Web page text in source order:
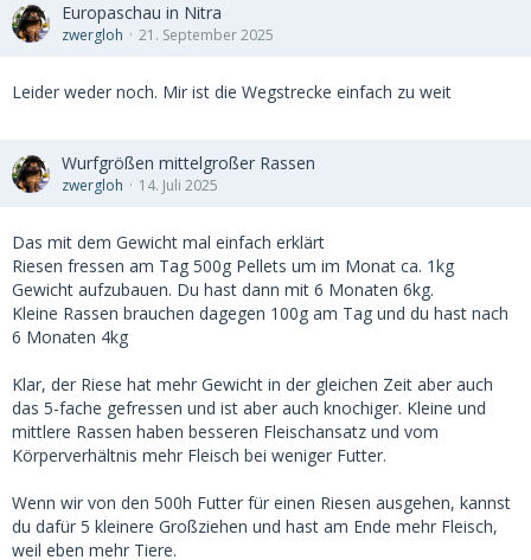
Europaschau in Nitra
zwergloh 21. September 2025
Leider weder noch. Mir ist die Wegstrecke einfach zu weit
Wurfgrößen mittelgroßer Rassen
zwergloh 14. Juli 2025
Das mit dem Gewicht mal einfach erklärt
Riesen fressen am Tag 500g Pellets um im Monat ca. 1kg
Gewicht aufzubauen. Du hast dann mit 6 Monaten 6kg.
Kleine Rassen brauchen dagegen 100g am Tag und du hast nach
6 Monaten 4kg
Klar, der Riese hat mehr Gewicht in der gleichen Zeit aber auch
das 5-fache gefressen und ist aber auch knochiger. Kleine und
mittlere Rassen haben besseren Fleischansatz und vom
Körperverhältnis mehr Fleisch bei weniger Futter.
Wenn wir von den 500h Futter für einen Riesen ausgehen, kannst
du dafür 5 kleinere Großziehen und hast am Ende mehr Fleisch,
weil eben mehr Tiere.